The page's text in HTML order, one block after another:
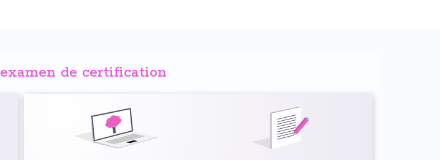
examen de certification